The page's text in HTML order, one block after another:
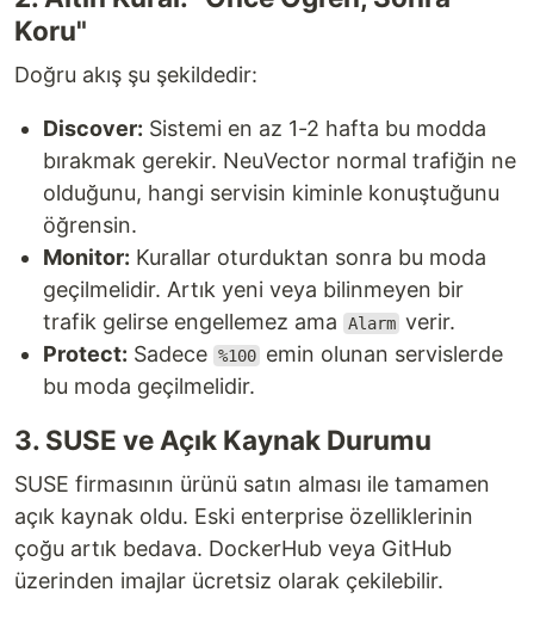
Koru"
Doğru akış şu şekildedir:
Discover: Sistemi en az 1-2 hafta bu modda
bırakmak gerekir. NeuVector normal trafiğin ne
olduğunu, hangi servisin kiminle konuştuğunu
öğrensin.
Monitor: Kurallar oturduktan sonra bu moda
geçilmelidir. Artık yeni veya bilinmeyen bir
trafik gelirse engellemez ama
Alarm verir.
Protect: Sadece %100 emin olunan servislerde
bu moda geçilmelidir.
3. SUSE ve Açık Kaynak Durumu
SUSE firmasının ürünü satın alması ile tamamen
açık kaynak oldu. Eski enterprise özelliklerinin
çoğu artık bedava. DockerHub veya GitHub
üzerinden imajlar ücretsiz olarak çekilebilir.